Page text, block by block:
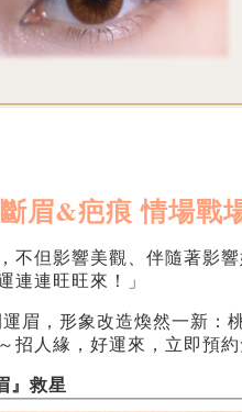
斷眉&疤痕 情場戰
不但影響美觀、伴隨著影
連連旺旺來！」
眉，形象改造煥然一新：
招人緣，好運來，立即預
』救星